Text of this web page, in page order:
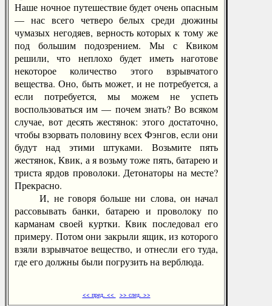
Наше ночное путешествие будет очень опасным
— нас всего четверо белых среди дюжины
чумазых негодяев, верность которых к тому же
под большим подозрением. Мы с Квиком
решили, что неплохо будет иметь наготове
некоторое количество этого взрывчатого
вещества. Оно, быть может, и не потребуется, а
если потребуется, мы можем не успеть
воспользоваться им — почем знать? Во всяком
случае, вот десять жестянок: этого достаточно,
чтобы взорвать половину всех Фэнгов, если они
будут над этими штуками. Возьмите пять
жестянок, Квик, а я возьму тоже пять, батарею и
триста ярдов проволоки. Детонаторы на месте?
Прекрасно.
И, не говоря больше ни слова, он начал
рассовывать банки, батарею и проволоку по
карманам своей куртки. Квик последовал его
примеру. Потом они закрыли ящик, из которого
взяли взрывчатое вещество, и отнесли его туда,
где его должны были погрузить на верблюда.
<< пред. << >> след. >>